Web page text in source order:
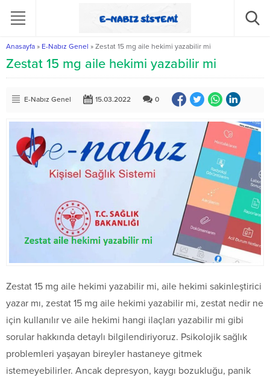
Anasayfa » E-Nabız Genel » Zestat 15 mg aile hekimi yazabilir mi
Zestat 15 mg aile hekimi yazabilir mi
E-Nabız Genel 15.03.2022 0
Zestat 15 mg aile hekimi yazabilir mi, aile hekimi sakinleştirici
yazar mı, zestat 15 mg aile hekimi yazabilir mi, zestat nedir ne
için kullanılır ve aile hekimi hangi ilaçları yazabilir mi gibi
sorular hakkında detaylı bilgilendiriyoruz. Psikolojik sağlık
problemleri yaşayan bireyler hastaneye gitmek
istemeyebilirler. Ancak depresyon, kaygı bozukluğu, panik